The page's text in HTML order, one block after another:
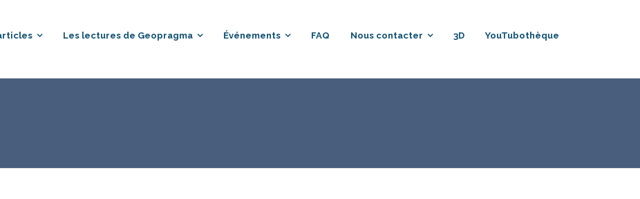
Les lectures de Geopragma Événements FAQ Nous contacter 3D YouTubothèque